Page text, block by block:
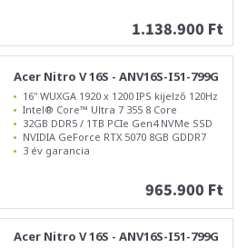
1.138.900 Ft
Acer Nitro V 16S - ANV16S-I51-799G
16" WUXGA 1920 x 1200 IPS kijelző 120Hz
Intel® Core™ Ultra 7 355 8 Core
32GB DDR5 / 1TB PCIe Gen4 NVMe SSD
NVIDIA GeForce RTX 5070 8GB GDDR7
3 év garancia
965.900 Ft
Acer Nitro V 16S - ANV16S-I51-799G